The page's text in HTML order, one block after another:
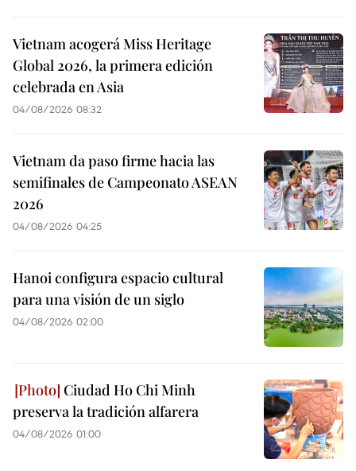
Vietnam acogerá Miss Heritage
Global 2026, la primera edición
celebrada en Asia
04/08/2026 08:32
Vietnam da paso firme hacia las
semifinales de Campeonato ASEAN
2026
04/08/2026 04:25
Hanoi configura espacio cultural
para una visión de un siglo
04/08/2026 02:00
Ciudad Ho Chi Minh
preserva la tradición alfarera
04/08/2026 01:00